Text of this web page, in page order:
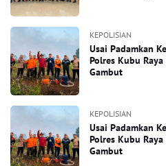
KEPOLISIAN
Usai Padamkan
Polres Kubu
Gambut
KEPOLISIAN
Usai Padamkan
Polres Kubu
Gambut